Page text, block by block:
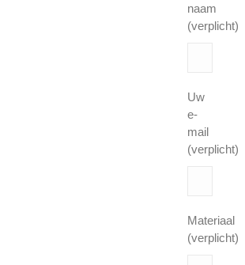
naam
(verplicht)
Uw
e-
mail
(verplicht)
Materiaal
(verplicht)